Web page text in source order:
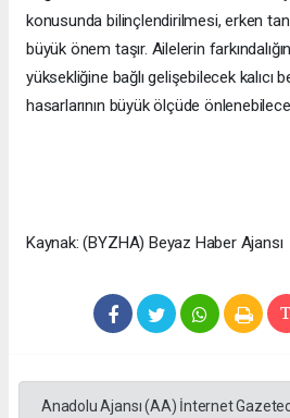
konusunda bilinçlendirilmesi, erken
büyük önem taşır. Ailelerin
yüksekliğine bağlı gelişebilecek kalıcı
hasarlarının büyük ölçüde
Kaynak: (BYZHA) Beyaz Haber Ajansı
Anadolu Ajansı (AA) İnternet